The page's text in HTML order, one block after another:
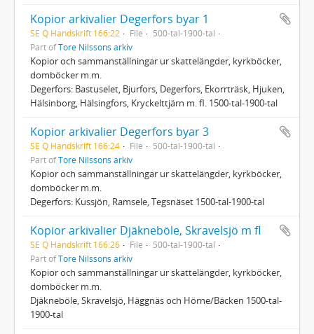
Kopior arkivalier Degerfors byar 1
SE Q Handskrift 166:22 File
500-tal-1900-tal
Part ofTore Nilssons arkiv
Kopior och sammanställningar ur skattelängder, kyrkböcker,
domböcker m.m.
Degerfors: Bastuselet, Bjurfors, Degerfors, Ekorrträsk, Hjuken,
Hälsinborg, Hälsingfors, Kryckelttjärn m. fl. 1500-tal-1900-tal
Kopior arkivalier Degerfors byar 3
SE Q Handskrift 166:24 File
500-tal-1900-tal
Part ofTore Nilssons arkiv
Kopior och sammanställningar ur skattelängder, kyrkböcker,
domböcker m.m.
Degerfors: Kussjön, Ramsele, Tegsnäset 1500-tal-1900-tal
Kopior arkivalier Djäkneböle, Skravelsjö m fl
SE Q Handskrift 166:26 File
500-tal-1900-tal
Part ofTore Nilssons arkiv
Kopior och sammanställningar ur skattelängder, kyrkböcker,
domböcker m.m.
Djäkneböle, Skravelsjö, Häggnäs och Hörne/Bäcken 1500-tal-
1900-tal